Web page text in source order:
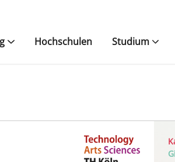
Hochschulen Studium